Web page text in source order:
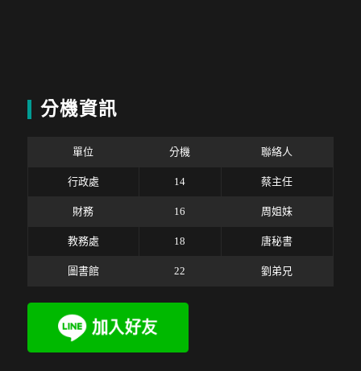
分機資訊
單位 分機 聯絡人
行政處 14 蔡主任
財務 16 周姐妹
教務處 18 唐秘書
圖書館 22 劉弟兄